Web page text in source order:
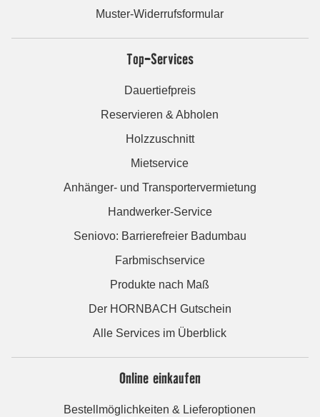
Muster-Widerrufsformular
Top-Services
Dauertiefpreis
Reservieren & Abholen
Holzzuschnitt
Mietservice
Anhänger- und Transportervermietung
Handwerker-Service
Seniovo: Barrierefreier Badumbau
Farbmischservice
Produkte nach Maß
Der HORNBACH Gutschein
Alle Services im Überblick
Online einkaufen
Bestellmöglichkeiten & Lieferoptionen